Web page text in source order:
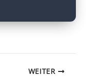
WEITER